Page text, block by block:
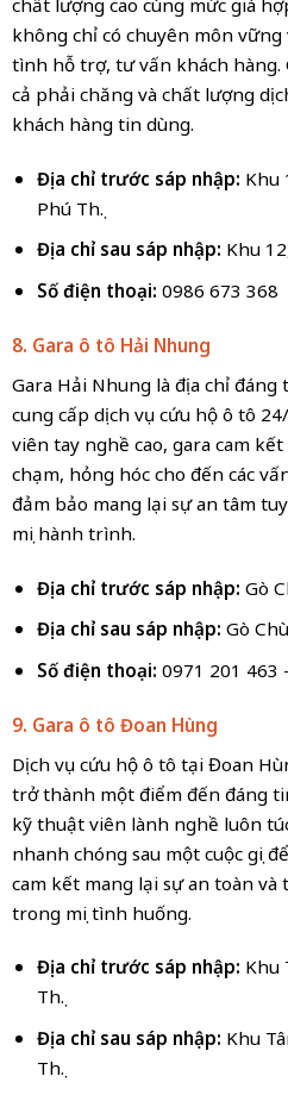
không chỉ có chuyên môn
tình hỗ trợ, tư vấn khách hàng.
cả phải chăng và chất lượng
khách hàng tin dùng.
Địa chỉ trước sáp nhập: Khu
Phú Thọ.
Địa chỉ sau sáp nhập: Khu
Số điện thoại: 0986 673 368
8. Gara ô tô Hải Nhung
Gara Hải Nhung là địa chỉ đáng
cung cấp dịch vụ cứu hộ ô tô
viên tay nghề cao, gara cam kết
chạm, hỏng hóc cho đến các
đảm bảo mang lại sự an tâm
mọi hành trình.
Địa chỉ trước sáp nhập: Gò
Địa chỉ sau sáp nhập: Gò
Số điện thoại: 0971 201 463
9. Gara ô tô Đoan Hùng
Dịch vụ cứu hộ ô tô tại Đoan
trở thành một điểm đến đáng
kỹ thuật viên lành nghề luôn
nhanh chóng sau một cuộc gọi
cam kết mang lại sự an toàn
trong mọi tình huống.
Địa chỉ trước sáp nhập: Khu
Thọ.
Địa chỉ sau sáp nhập: Khu
Thọ.